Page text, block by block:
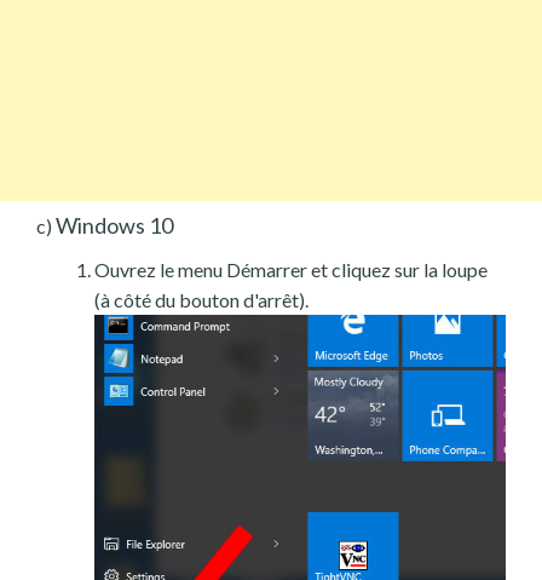
c) Windows 10
Ouvrez le menu Démarrer et cliquez sur la loupe
(à côté du bouton d'arrêt).